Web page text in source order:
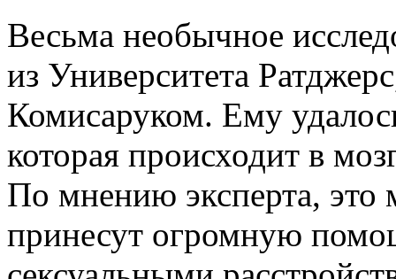
Весьма необычное
из Университета
Комисаруком. Ему
которая происходит в
По мнению эксперта, это
принесут огромную